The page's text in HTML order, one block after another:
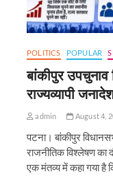
POLITICS POPULAR
बांकीपुर
राज्यव्यापी
admin August 4,
पटना। बांकीपुर
राजनीतिक विश्लेषण का
एक मंतव्य में कहा गया है